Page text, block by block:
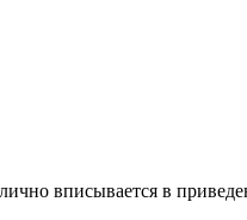
вписывается в